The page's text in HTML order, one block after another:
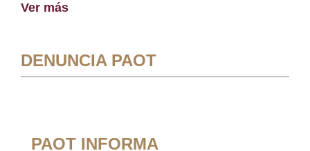
Ver más
DENUNCIA PAOT
PAOT INFORMA